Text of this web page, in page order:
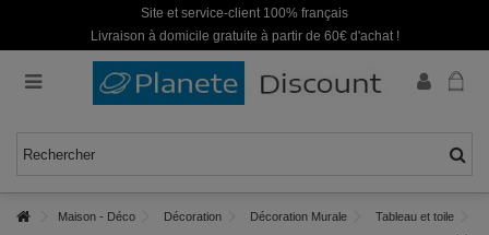
Site et service-client 100% français
Livraison à domicile gratuite à partir de 60€ d'achat !
Maison - Déco Décoration Décoration Murale Tableau et toile